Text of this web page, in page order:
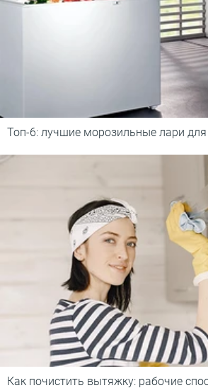
Топ-6: лучшие морозильные лари
Как почистить вытяжку: рабочие